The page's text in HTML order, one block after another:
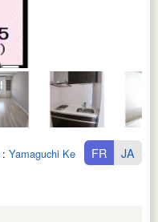
: Yamaguchi Ken FR JA